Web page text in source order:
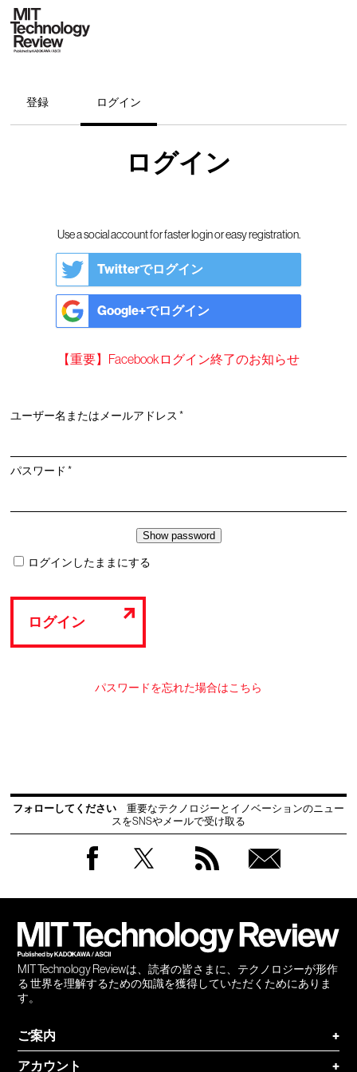
登録 ログイン
ログイン
Use a social account for faster login or easy registration.
Twitterでログイン
Google+でログイン
【重要】Facebookログイン終了のお知らせ
ユーザー名またはメールアドレス*必
パスワード*必
ログインしたままにする
ログイン
パスワードを忘れた場合はこちら
フォローしてください
重要なテクノロジーとイノベーションのニュー
スをSNSやメールで受け取る
MIT Technology Reviewは、読者の皆さまに、テクノロジーが形作
る 世界を理解するための知識を獲得していただくためにありま
す。
ご案内
+
アカウント
+